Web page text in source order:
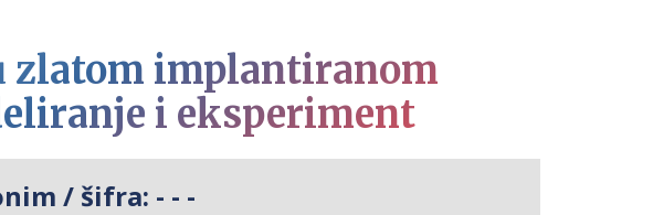
zlatom implantiranom
i eksperiment
/ šifra: - - -